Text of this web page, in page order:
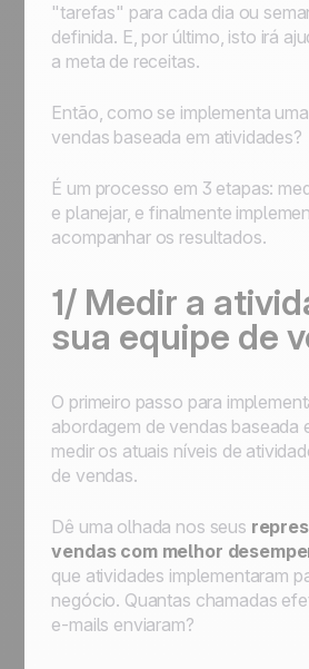
"tarefas" para cada dia ou
definida. E, por último, isto irá
a meta de receitas.
Então, como se implementa
vendas baseada em atividades?
É um processo em 3 etapas:
e planejar, e finalmente
acompanhar os resultados.
1/ Medir a
sua equipe de
O primeiro passo para
abordagem de vendas baseada
medir os atuais níveis de
de vendas.
Dê uma olhada nos seus
vendas com melhor
que atividades implementaram
negócio. Quantas chamadas
e-mails enviaram?